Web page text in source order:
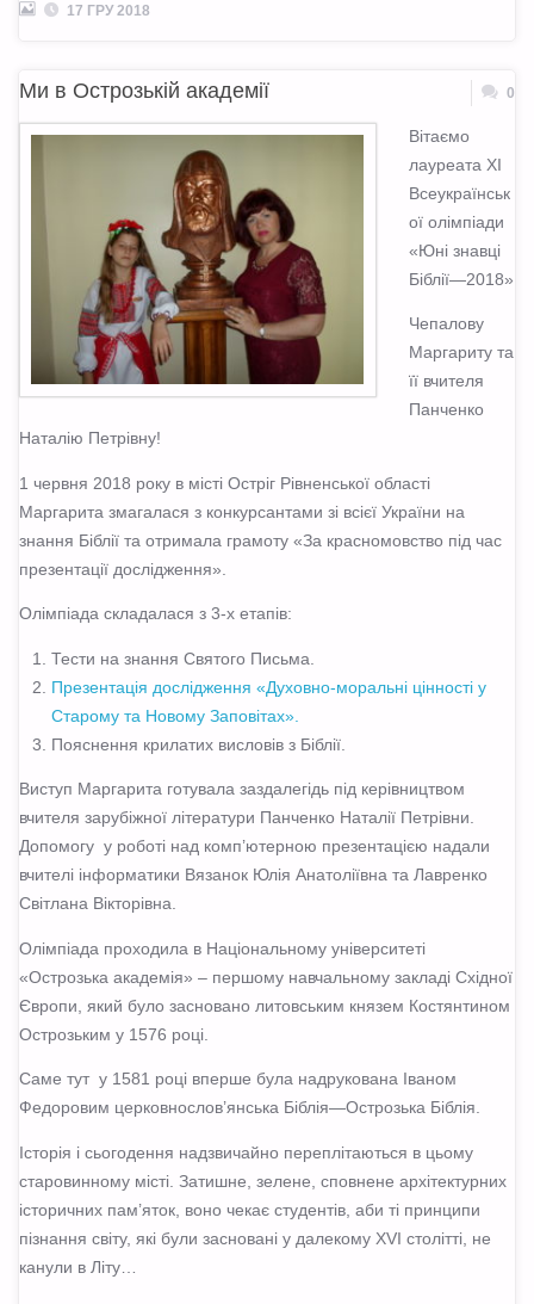
17 ГРУ 2018
Ми в Острозькій академії 0
Вітаємо
лауреата XI
Всеукраїнськ
ої олімпіади
«Юні знавці
Біблії—2018»
Чепалову
Маргариту та
її вчителя
Панченко
Наталію Петрівну!
1 червня 2018 року в місті Остріг Рівненської області
Маргарита змагалася з конкурсантами зі всієї України на
знання Біблії та отримала грамоту «За красномовство під час
презентації дослідження».
Олімпіада складалася з 3-х етапів:
Тести на знання Святого Письма.
Презентація дослідження «Духовно-моральні цінності у
Старому та Новому Заповітах».
Пояснення крилатих висловів з Біблії.
Виступ Маргарита готувала заздалегідь під керівництвом
вчителя зарубіжної літератури Панченко Наталії Петрівни.
Допомогу у роботі над комп’ютерною презентацією надали
вчителі інформатики Вязанок Юлія Анатоліївна та Лавренко
Світлана Вікторівна.
Олімпіада проходила в Національному університеті
«Острозька академія» – першому навчальному закладі Східної
Європи, який було засновано литовським князем Костянтином
Острозьким у 1576 році.
Саме тут у 1581 році вперше була надрукована Іваном
Федоровим церковнослов’янська Біблія—Острозька Біблія.
Історія і сьогодення надзвичайно переплітаються в цьому
старовинному місті. Затишне, зелене, сповнене архітектурних
історичних пам’яток, воно чекає студентів, аби ті принципи
пізнання світу, які були засновані у далекому XVI столітті, не
канули в Літу…